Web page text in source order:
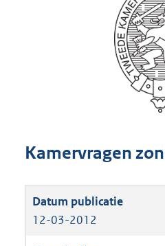
Kamervragen
12-03-2012